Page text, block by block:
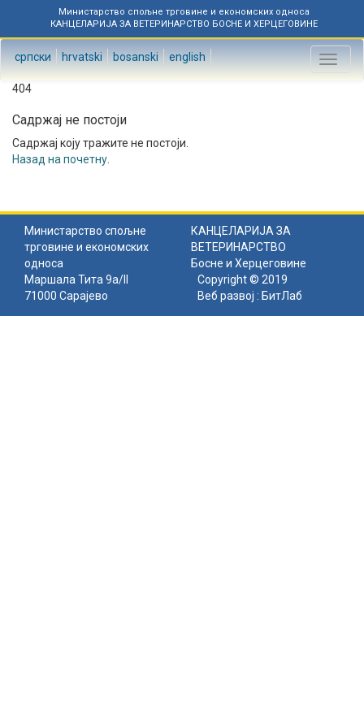
Министарство спољне трговине и економских односа
КАНЦЕЛАРИЈА ЗА ВЕТЕРИНАРСТВО БОСНЕ И ХЕРЦЕГОВИНЕ
српски hrvatski bosanski english
Toggle
404
Садржај не постоји
Садржај коју тражите не постоји.
Назад на почетну
Министарство спољне
трговине и економских
односа
КАНЦЕЛАРИЈА ЗА
ВЕТЕРИНАРСТВО
Босне и Херцеговине
Маршала Тита 9а/II
71000 Сарајево
Copyright © 2019
Веб развој : БитЛаб